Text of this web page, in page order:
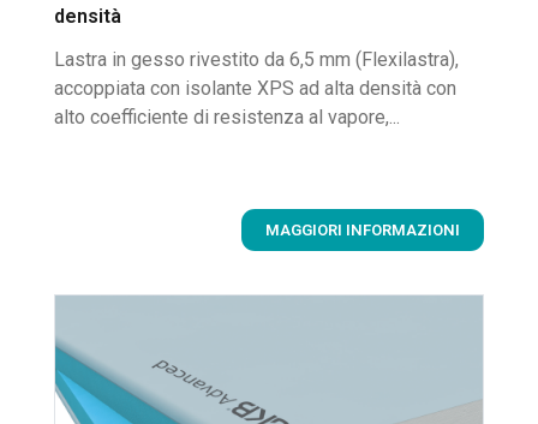
densità
Lastra in gesso rivestito da 6,5 mm (Flexilastra),
accoppiata con isolante XPS ad alta densità con
alto coefficiente di resistenza al vapore,...
MAGGIORI INFORMAZIONI